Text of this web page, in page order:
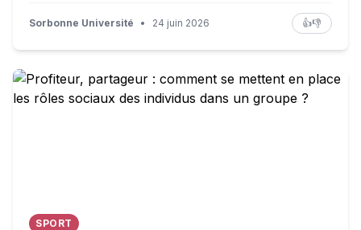
Sorbonne Université • 24 juin 2026 👍👎
Profiteur, partageur : comment se mettent en place les
SPORT